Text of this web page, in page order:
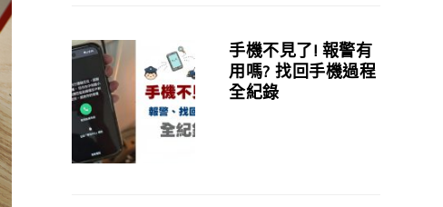
手機不見了! 報警有
用嗎? 找回手機過程
全紀錄